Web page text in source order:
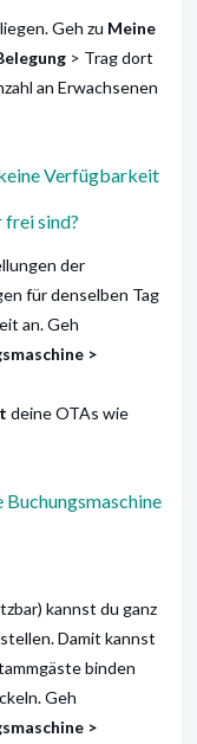
Geh zu Meine
> Trag dort
an Erwachsenen
Verfügbarkeit
frei sind?
der
für denselben Tag
an. Geh
>
deine OTAs wie
kannst du ganz
Damit kannst
binden
Geh
>